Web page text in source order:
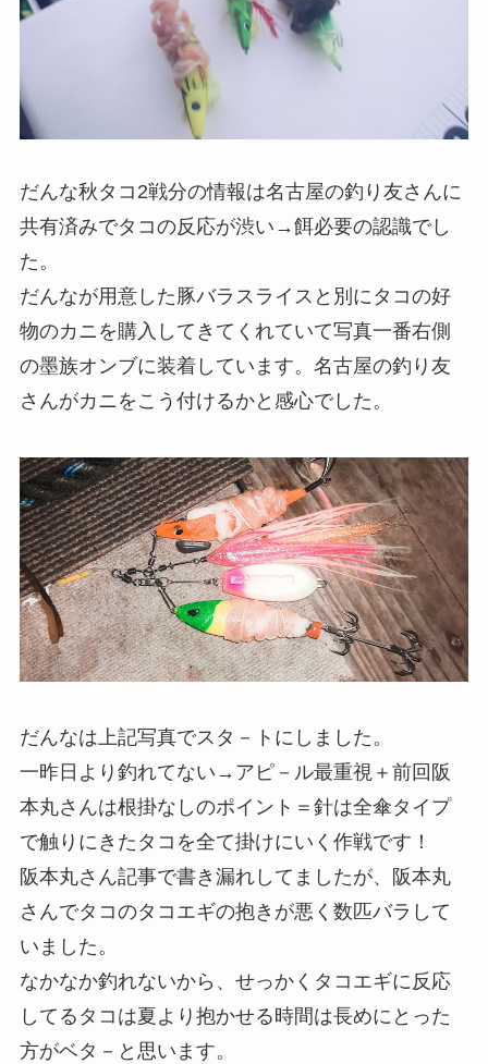
だんな秋タコ2戦分の情報は名古屋の釣り友さんに
共有済みでタコの反応が渋い→餌必要の認識でし
た。
だんなが用意した豚バラスライスと別にタコの好
物のカニを購入してきてくれていて写真一番右側
の墨族オンブに装着しています。名古屋の釣り友
さんがカニをこう付けるかと感心でした。
だんなは上記写真でスタ－トにしました。
一昨日より釣れてない→アピ－ル最重視＋前回阪
本丸さんは根掛なしのポイント＝針は全傘タイプ
で触りにきたタコを全て掛けにいく作戦です！
阪本丸さん記事で書き漏れしてましたが、阪本丸
さんでタコのタコエギの抱きが悪く数匹バラして
いました。
なかなか釣れないから、せっかくタコエギに反応
してるタコは夏より抱かせる時間は長めにとった
方がベタ－と思います。